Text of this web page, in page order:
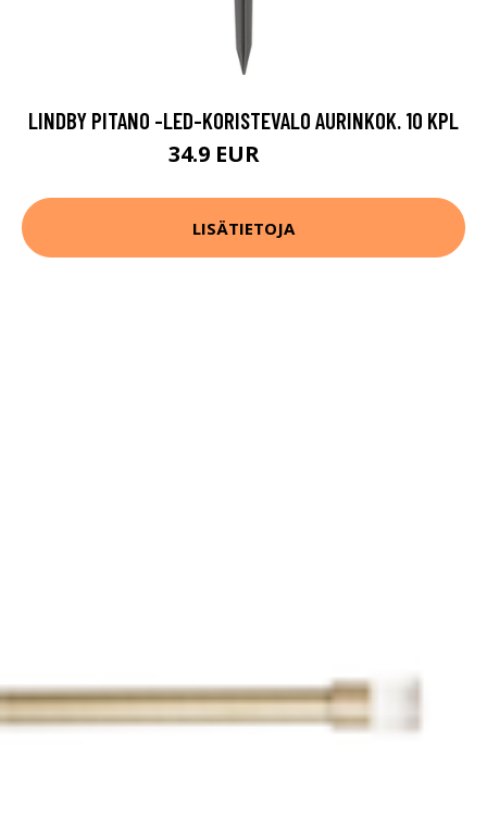
LINDBY PITANO -LED-KORISTEVALO AURINKOK. 10 KPL
34.9 EUR
LISÄTIETOJA